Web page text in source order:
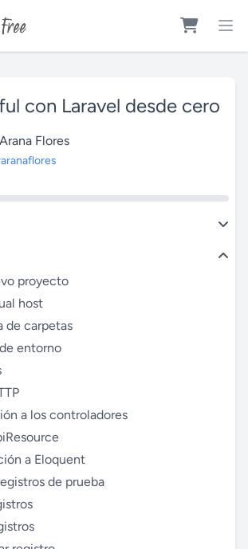
con Laravel desde cero
Flores
proyecto
host
de carpetas
entorno
a los controladores
a Eloquent
de prueba